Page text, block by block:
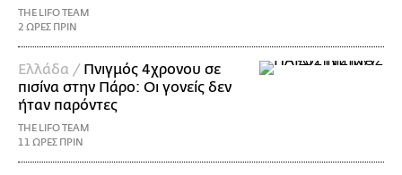
THE LIFO TEAM
2 ΩΡΕΣ ΠΡΙΝ
Ελλάδα / Πνιγμός 4χρονου σε
πισίνα στην Πάρο: Οι γονείς δεν
ήταν παρόντες
THE LIFO TEAM
11 ΩΡΕΣ ΠΡΙΝ